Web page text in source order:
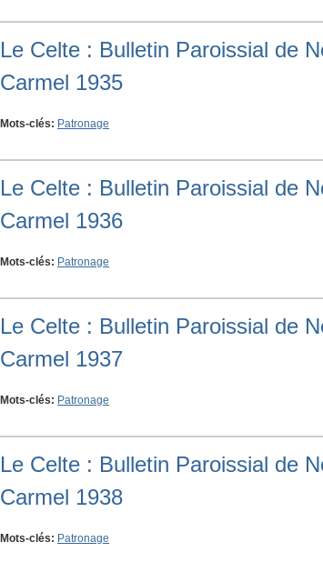
Le Celte : Bulletin Paroissial de
Carmel 1935
Mots-clés: Patronage
Le Celte : Bulletin Paroissial de
Carmel 1936
Mots-clés: Patronage
Le Celte : Bulletin Paroissial de
Carmel 1937
Mots-clés: Patronage
Le Celte : Bulletin Paroissial de
Carmel 1938
Mots-clés: Patronage